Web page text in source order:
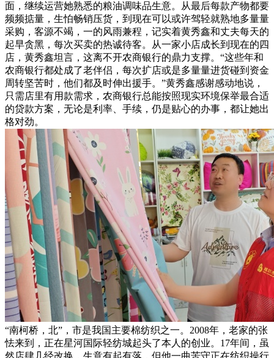
面，继续运营她熟悉的粮油调味品生意。从最后每款产物都要
频频掂量，生怕畅销压货，到现在可以或许驾轻就熟地多量量
采购，客源不竭，一的风雨兼程，记实着黄秀鑫和丈夫每天的
起早贪黑，每次买卖的热诚待客。从一家小店成长到现在的四
店，黄秀鑫坦言，这离不开农商银行的鼎力支撑。“这些年和
农商银行都处成了老伴侣，每次扩店或是多量量进货碰到资金
周转坚苦时，他们都及时伸出援手。”黄秀鑫感谢感动地说，
只需店里有用款需求，农商银行总能按照现实环境保举最合适
的贷款方案，无论是利率、手续，仍是贴心的办事，都让她出
格对劲。
“南柯桥，北”，市是我国主要棉纺织之一。2008年，老家的张
怯来到，正在星河国际轻纺城起头了本人的创业。17年间，虽
然店肆几经改换，生意有起有落，但他一曲苦守正在纺织操行